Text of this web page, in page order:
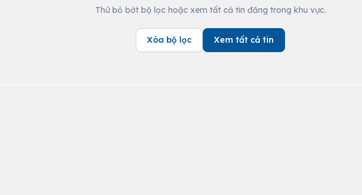
Thử bỏ bớt bộ lọc hoặc xem tất cả tin đăng trong khu vực.
Xóa bộ lọc Xem tất cả tin